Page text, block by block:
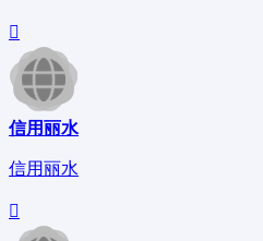
信用丽水
信用丽水